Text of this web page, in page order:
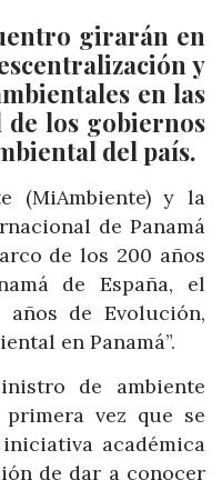
girarán en
y
en las
los gobiernos
del país.
(MiAmbiente) y la
de Panamá
de los 200 años
de España, el
años de Evolución,
en Panamá”.
de ambiente
vez que se
académica
de dar a conocer